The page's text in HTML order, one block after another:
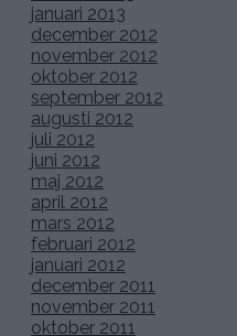
januari 2013
december 2012
november 2012
oktober 2012
september 2012
augusti 2012
juli 2012
juni 2012
maj 2012
april 2012
mars 2012
februari 2012
januari 2012
december 2011
november 2011
oktober 2011